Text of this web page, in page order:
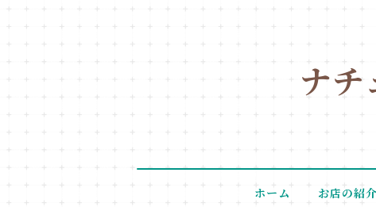
ナ
ホーム お店の紹介